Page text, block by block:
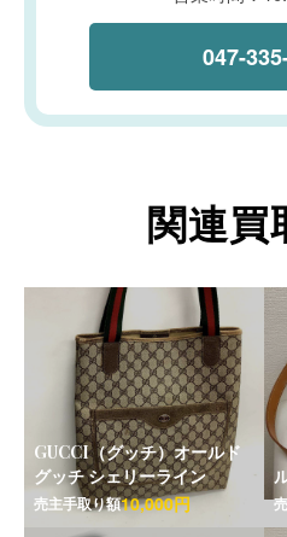
047-
関連買
GUCCI（グッチ）オールド
グッチ シェリーライン
売主手取り額10,000円